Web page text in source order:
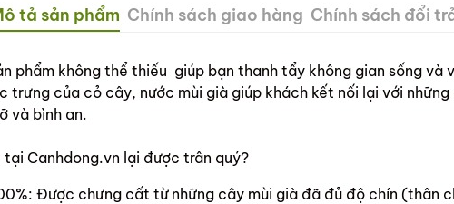
tả sản phẩm Chính sách giao hàng Chính sách đổi
phẩm không thể thiếu giúp bạn thanh tẩy không gian sống và
trưng của cỏ cây, nước mùi già giúp khách kết nối lại với
và bình an.
Canhdong.vn lại được trân quý?
Được chưng cất từ những cây mùi già đã đủ độ chín (thân